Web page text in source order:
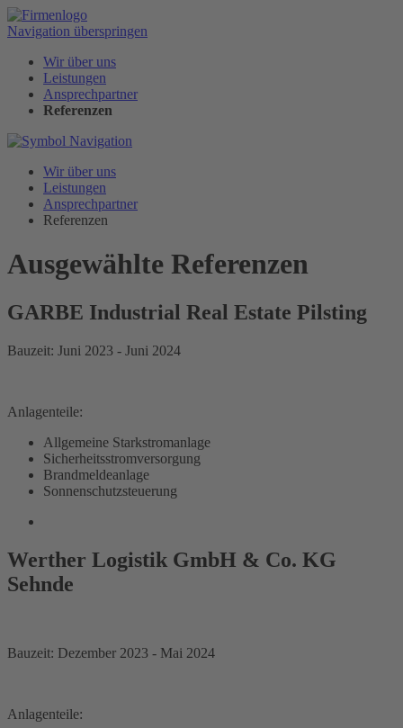
Navigation überspringen
Wir über uns
Leistungen
Ansprechpartner
Referenzen
Wir über uns
Leistungen
Ansprechpartner
Referenzen
Ausgewählte Referenzen
GARBE Industrial Real Estate Pilsting
Bauzeit: Juni 2023 - Juni 2024
Anlagenteile:
Allgemeine Starkstromanlage
Sicherheitsstromversorgung
Brandmeldeanlage
Sonnenschutzsteuerung
Werther Logistik GmbH & Co. KG
Sehnde
Bauzeit: Dezember 2023 - Mai 2024
Anlagenteile: